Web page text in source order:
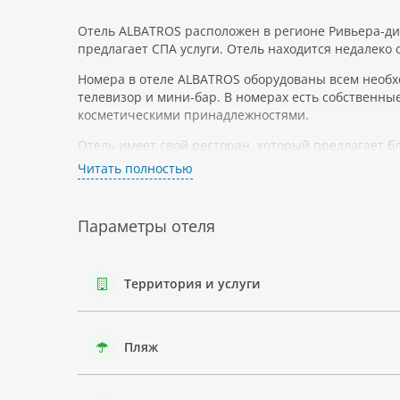
Отель ALBATROS расположен в регионе Ривьера-
предлагает СПА услуги. Отель находится
Номера в отеле ALBATROS оборудованы всем
телевизор и мини-бар. В номерах есть
косметическими принадлежностями.
Отель имеет свой ресторан, который предлагает
ресторане отеля. Также на территории отеля есть
Регион Ривьера-ди-Улиссе Террачина известен
ресторанами с местной кухней.
В окрестностях отеля ALBATROS можно найти
Благодаря своему расположению и удобствам,
свой отдых в комфорте и наслаждаться
Читать полностью
Параметры отеля
Территория и услуги
Пляж